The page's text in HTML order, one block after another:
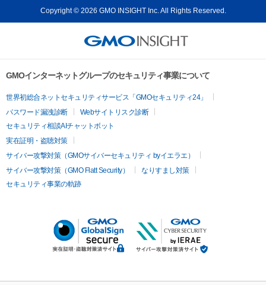
Copyright © 2026 GMO INSIGHT Inc. All Rights Reserved.
GMOインターネットグループのセキュリティ事業について
世界初総合ネットセキュリティサービス「GMOセキュリティ24」
パスワード漏洩診断
Webサイトリスク診断
セキュリティ相談AIチャットボット
実在証明・盗聴対策
サイバー攻撃対策（GMOサイバーセキュリティ byイエラエ）
サイバー攻撃対策（GMO Flatt Security）
なりすまし対策
セキュリティ事業の軌跡